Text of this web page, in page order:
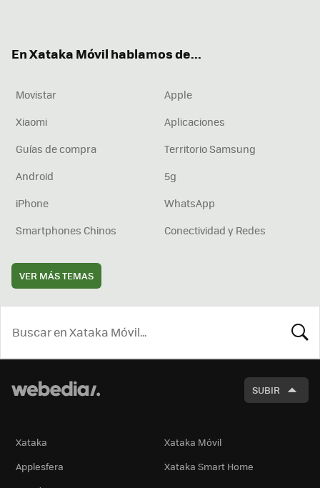
En Xataka Móvil hablamos de...
Movistar
Apple
Xiaomi
Aplicaciones
Guías de compra
Territorio Samsung
Android
5g
iPhone
WhatsApp
Smartphones Chinos
Conectividad y Redes
VER MÁS TEMAS
SUBIR
Xataka
Xataka Móvil
Applesfera
Xataka Smart Home